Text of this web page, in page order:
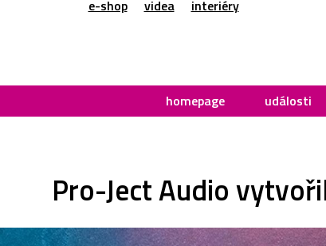
e-shop videa interiéry
homepage události
Pro-Ject Audio